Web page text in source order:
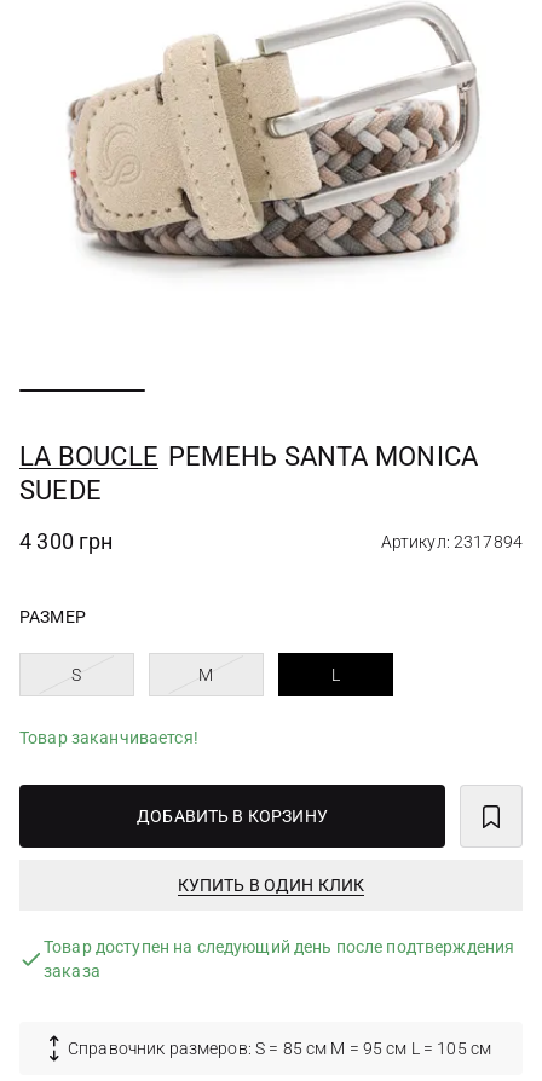
LA BOUCLE РЕМЕНЬ SANTA MONICA
SUEDE
4 300 грн Артикул: 2317894
РАЗМЕР
S M L
Товар заканчивается!
ДОБАВИТЬ В КОРЗИНУ
КУПИТЬ В ОДИН КЛИК
Товар доступен на следующий день после подтверждения
заказа
Справочник размеров: S = 85 см M = 95 см L = 105 см